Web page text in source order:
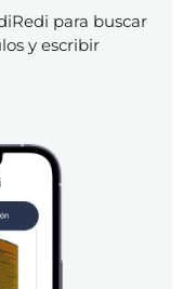
para buscar
y escribir